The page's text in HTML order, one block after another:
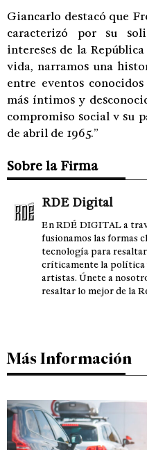
Giancarlo destacó que
caracterizó por su
intereses de la
vida, narramos una
entre eventos
más íntimos y
compromiso social v su
de abril de 1965.”
Sobre la Firma
RDE Digital
En RDÉ DIGITAL a
fusionamos las formas
tecnología para
críticamente la política
artistas. Únete a
resaltar lo mejor de la
Más Información